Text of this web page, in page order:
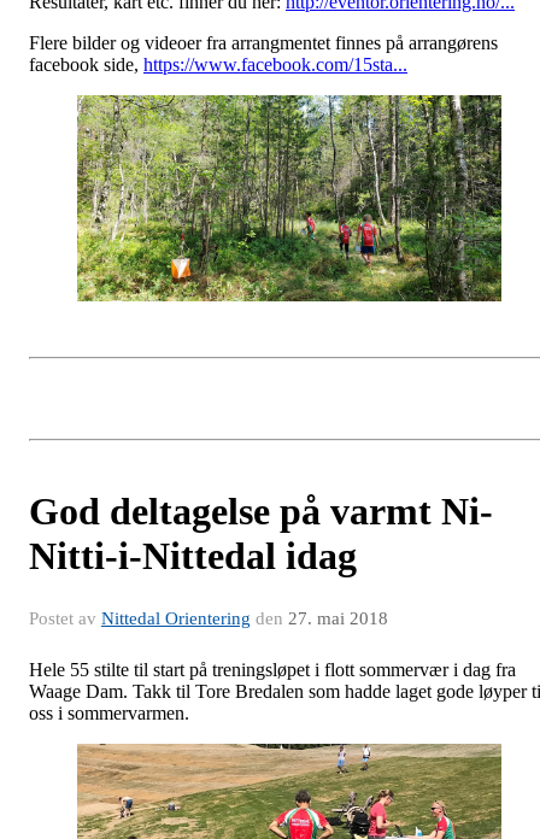
Flere bilder og videoer fra arrangmentet finnes på arrangørens
facebook side, https://www.facebook.com/15sta...
God deltagelse på varmt Ni-
Nitti-i-Nittedal idag
Postet av Nittedal Orientering den 27. mai 2018
Hele 55 stilte til start på treningsløpet i flott sommervær i dag fra
Waage Dam. Takk til Tore Bredalen som hadde laget gode løyper
oss i sommervarmen.